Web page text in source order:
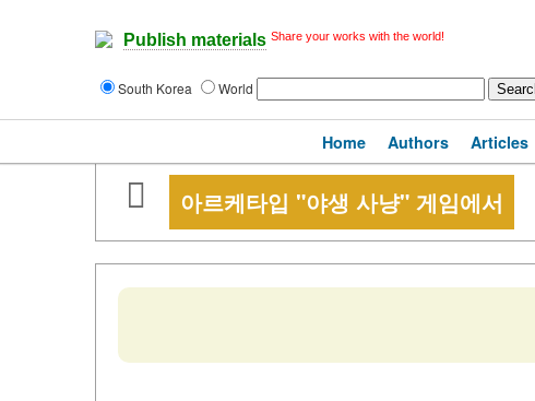
Publish materials Share your works with the world!
South Korea World
Home Authors Articles
아르케타입 "야생 사냥" 게임에서